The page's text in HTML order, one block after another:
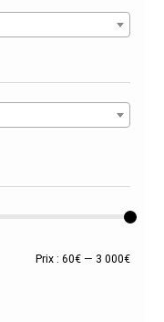
Prix
Prix
Prix :60€ — 3 000€